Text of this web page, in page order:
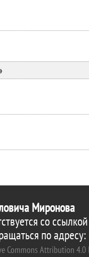
Миронова
со
по адресу:
Commons Attribution